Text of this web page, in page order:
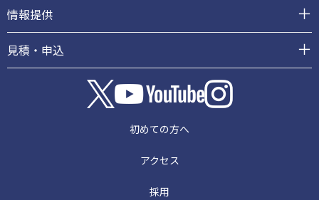
情報提供
見積・申込
初めての方へ
アクセス
採用